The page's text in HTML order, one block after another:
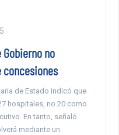
no
de Estado indicó que
hospitales, no 20 como
En tanto, señaló
mediante un